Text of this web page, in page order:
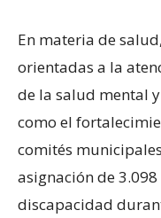
En materia de
orientadas a la
de la salud mental
como el
comités
asignación de
discapacidad